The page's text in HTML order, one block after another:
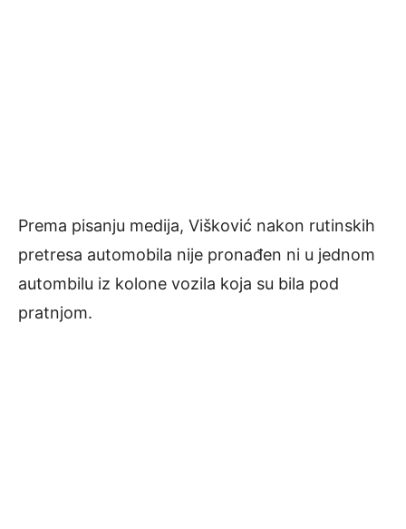
Prema pisanju medija, Višković nakon rutinskih
pretresa automobila nije pronađen ni u jednom
autombilu iz kolone vozila koja su bila pod
pratnjom.